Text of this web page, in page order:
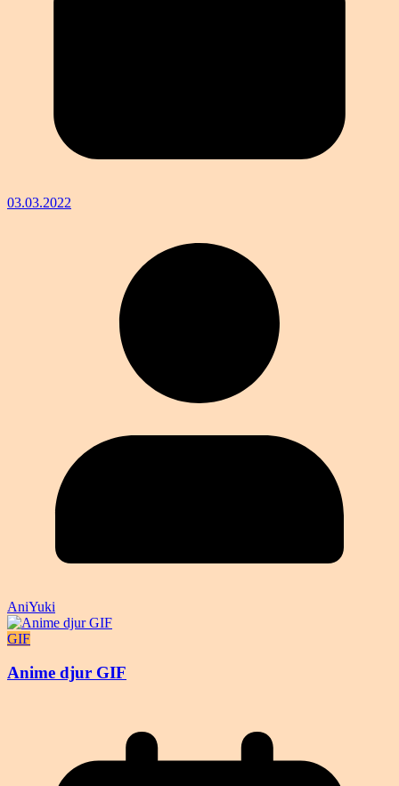
03.03.2022
AniYuki
GIF
Anime djur GIF